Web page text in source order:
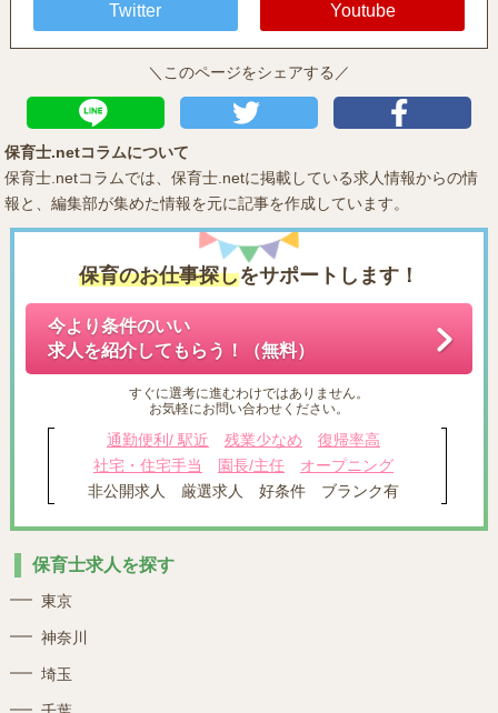
Twitter Youtube
＼このページをシェアする／
保育士.netコラムについて
保育士.netコラムでは、保育士.netに掲載している求人情報からの情
報と、編集部が集めた情報を元に記事を作成しています。
保育のお仕事探しをサポートします！
今より条件のいい
求人を紹介してもらう！（無料）
すぐに選考に進むわけではありません。
お気軽にお問い合わせください。
通勤便利/ 駅近 残業少なめ
復帰率高
社宅・住宅手当
園長/主任
オープニング
非公開求人
厳選求人 好条件 ブランク有
保育士求人を探す
東京
神奈川
埼玉